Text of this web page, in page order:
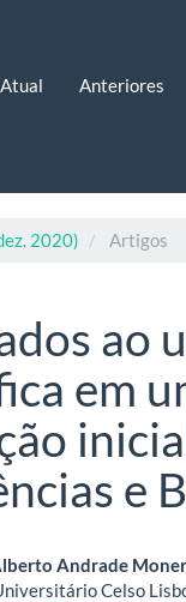
Atual Anteriores
2020) Artigos
ao
em
e
Andrade
Celso